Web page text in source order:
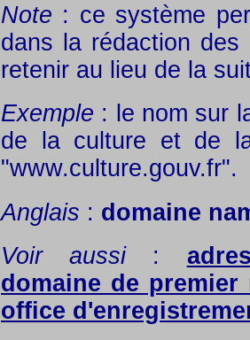
Note : ce système
dans la rédaction
retenir au lieu de la
Exemple : le nom sur
de la culture et de
"www.culture.gouv.fr".
Anglais : domaine
Voir aussi:
domaine de premier
office